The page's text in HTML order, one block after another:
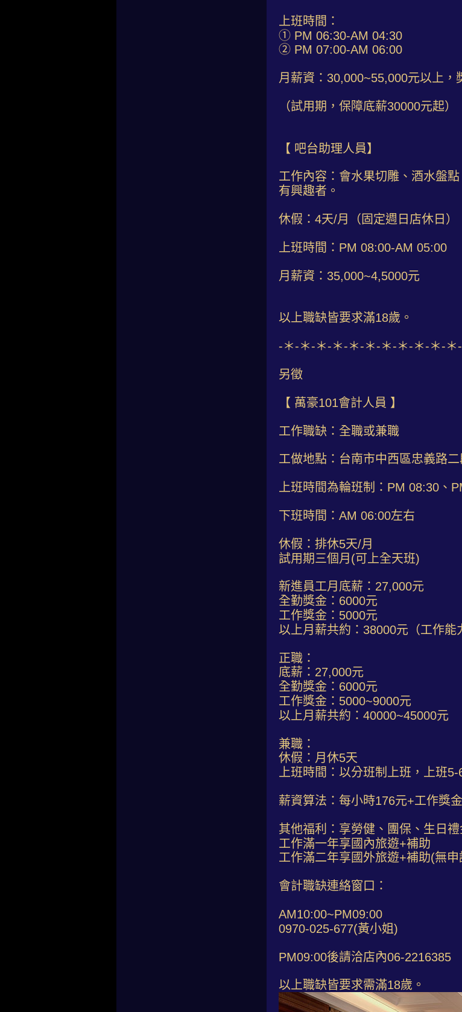
上班時間：
① PM 06:30-AM 04:30
② PM 07:00-AM 06:00
月薪資：30,000~55,000元以上，
（試用期，保障底薪30000元起）
【 吧台助理人員】
工作內容：會水果切雕、酒水盤
有興趣者。
休假：4天/月（固定週日店休日）
上班時間：PM 08:00-AM 05:00
月薪資：35,000~4,5000元
以上職缺皆要求滿18歲。
-＊-＊-＊-＊-＊-＊-＊-＊-＊-＊-＊
另徵
【 萬豪101會計人員 】
工作職缺：全職或兼職
工做地點：台南市中西區忠義路二
上班時間為輪班制：PM 08:30、
下班時間：AM 06:00左右
休假：排休5天/月
試用期三個月(可上全天班)
新進員工月底薪：27,000元
全勤獎金：6000元
工作獎金：5000元
以上月薪共約：38000元（工作
正職：
底薪：27,000元
全勤獎金：6000元
工作獎金：5000~9000元
以上月薪共約：40000~45000元
兼職：
休假：月休5天
上班時間：以分班制上班，上班
薪資算法：每小時176元+工作獎
其他福利：享勞健、團保、生日
工作滿一年享國內旅遊+補助
工作滿二年享國外旅遊+補助(無
會計職缺連絡窗口：
AM10:00~PM09:00
0970-025-677(黃小姐)
PM09:00後請洽店內06-2216385
以上職缺皆要求需滿18歲。